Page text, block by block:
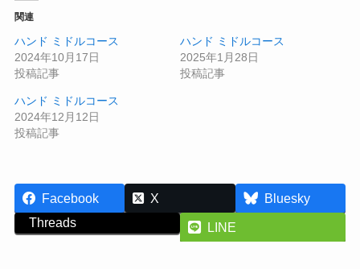
関連
ハンド ミドルコース
2024年10月17日
投稿記事
ハンド ミドルコース
2025年1月28日
投稿記事
ハンド ミドルコース
2024年12月12日
投稿記事
Facebook X
Bluesky
Threads
LINE